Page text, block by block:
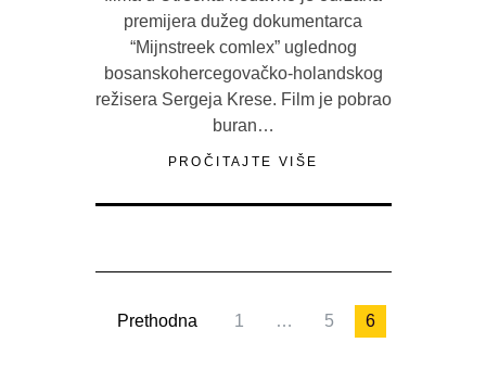
premijera dužeg dokumentarca
“Mijnstreek comlex” uglednog
bosanskohercegovačko-holandskog
režisera Sergeja Krese. Film je pobrao
buran…
PROČITAJTE VIŠE
Prethodna 1 … 5 6